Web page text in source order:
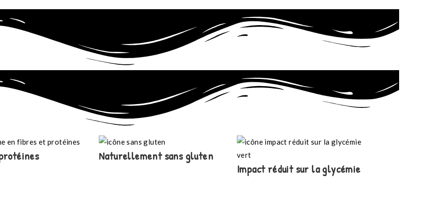
Naturellement sans gluten
Impact réduit sur la glycémie